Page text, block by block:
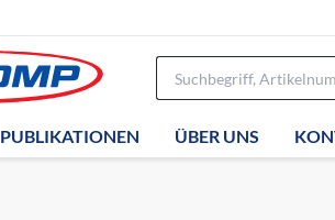
PUBLIKATIONEN ÜBER UNS